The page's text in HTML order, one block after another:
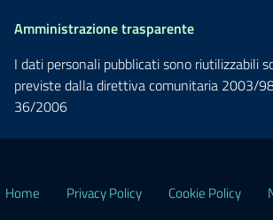
Amministrazione trasparente
I dati personali pubblicati sono riutilizzabili
previste dalla direttiva comunitaria 2003/
36/2006
Home Privacy Policy Cookie Policy